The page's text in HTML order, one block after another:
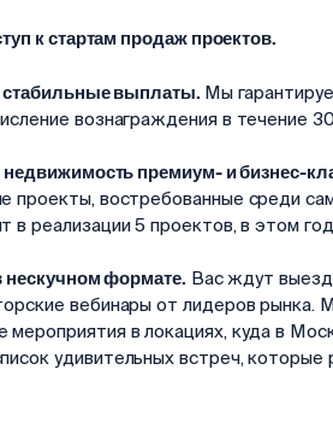
к стартам продаж проектов.
выплаты. Мы
вознаграждения в течение
премиум- и бизнес-
проекты, востребованные среди
в реализации 5 проектов, в этом
формате. Вас ждут
вебинары от лидеров
мероприятия в локациях, куда в
удивительных встреч, которые